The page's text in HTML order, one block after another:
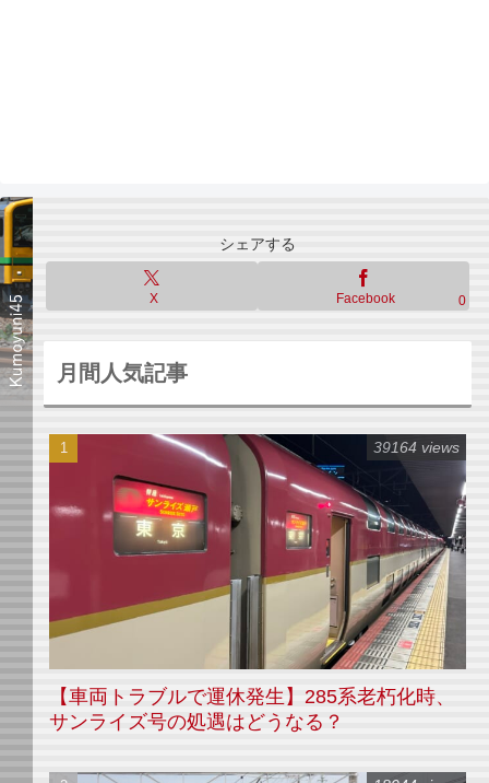
シェアする
X Facebook 0
月間人気記事
【車両トラブルで運休発生】285系老朽化時、
サンライズ号の処遇はどうなる？
39164 views